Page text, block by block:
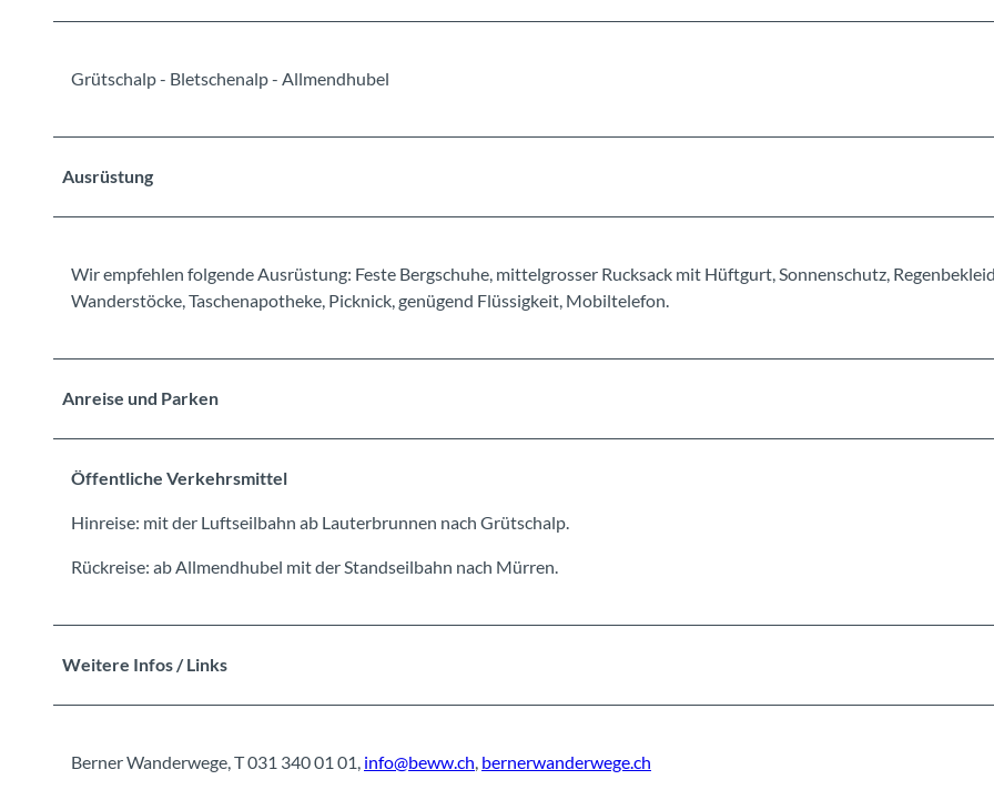
Grütschalp - Bletschenalp - Allmendhubel
Ausrüstung
Wir empfehlen folgende Ausrüstung: Feste Bergschuhe, mittelgrosser Rucksack mit Hüftgurt, Sonnenschutz,
Wanderstöcke, Taschenapotheke, Picknick, genügend Flüssigkeit, Mobiltelefon.
Anreise und Parken
Öffentliche Verkehrsmittel
Hinreise: mit der Luftseilbahn ab Lauterbrunnen nach Grütschalp.
Rückreise: ab Allmendhubel mit der Standseilbahn nach Mürren.
Weitere Infos / Links
Berner Wanderwege, T 031 340 01 01, info@beww.ch bernerwanderwege.ch